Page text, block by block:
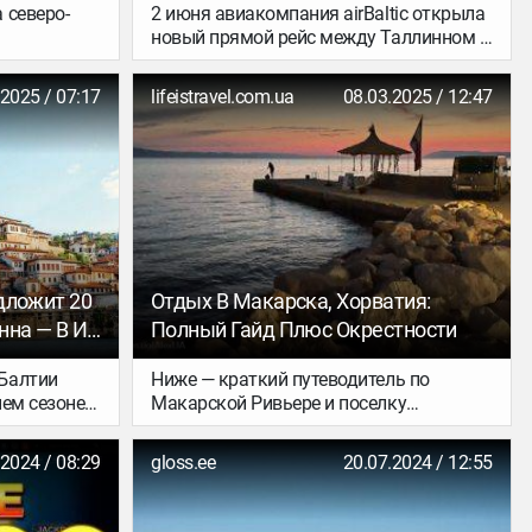
парка.
лесами,
и
в
2 июня авиакомпания airBaltic открыла
новый прямой рейс между Таллинном и
Тираной — столицей Албании. Время
полёта составляет около трёх часов,
рейсы будут выполняться дважды в
неделю вплоть до 30 сентября 2025
года.
/ 07:17
20
— В Их
И
сезоне
по
Это
как для
и
lifeistravel.com.ua 08.03.2025 / 12:47
Отдых В Макарска, Хорватия:
Полный Гайд Плюс Окрестности
Ниже — краткий путеводитель по
Макарской Ривьере и поселку
Макарска, что смотреть, куда поехать,
где отдыхать и где остановиться,
лучшие пляжи и развлечения,
рекомендации по жилью.
/ 08:29 gloss.ee 20.07.2024 / 12:55